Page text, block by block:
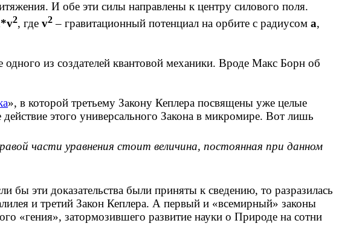
И обе эти силы направлены к центру силового поля.
2, где v2 – гравитационный потенциал на орбите с радиусом a,
из создателей квантовой механики. Вроде Макс Борн об
», в которой третьему Закону Кеплера посвящены уже целые
этого универсального Закона в микромире. Вот лишь
части уравнения стоит величина, постоянная при данном
бы эти доказательства были приняты к сведению, то разразилась
и третий Закон Кеплера. А первый и «всемирный» законы
«гения», затормозившего развитие науки о Природе на сотни